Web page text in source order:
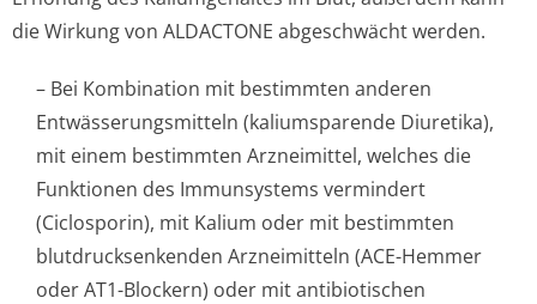
die Wirkung von ALDACTONE abgeschwächt werden.
– Bei Kombination mit bestimmten anderen
Entwässerungsmit­teln (kaliumsparende Diuretika),
mit einem bestimmten Arzneimittel, welches die
Funktionen des Immunsystems vermindert
(Ciclosporin), mit Kalium oder mit bestimmten
blutdrucksenkenden Arzneimitteln (ACE-Hemmer
oder AT1-Blockern) oder mit antibiotischen